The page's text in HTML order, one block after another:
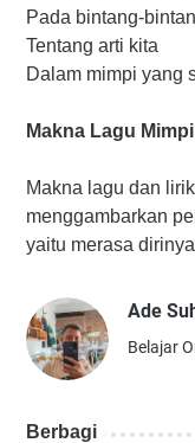
Pada bintang-
Tentang arti kita
Dalam mimpi yang
Makna Lagu
Makna lagu dan
menggambarkan
yaitu merasa
Ade
Belajar
Berbagi